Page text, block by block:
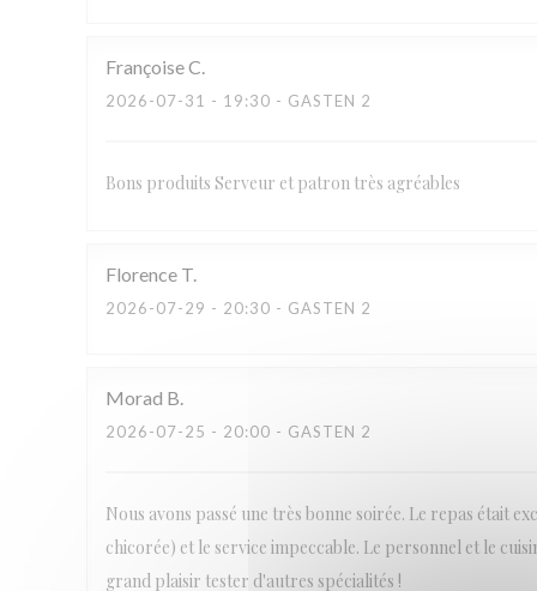
FrançoiseC
2026-07-31 - 19:30 - GASTEN 2
Bons produits Serveur et patron très agréables
Florence T
2026-07-29 - 20:30 - GASTEN 2
Morad B
2026-07-25 - 20:00 - GASTEN 2
Nous avons passé une très bonne soirée. Le repas était
chicorée) et le service impeccable. Le personnel et le
grand plaisir tester d'autres spécialités !